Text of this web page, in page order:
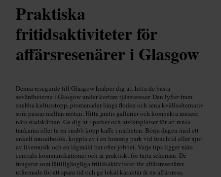
Praktiska
fritidsaktiviteter för
affärsresenärer i Glasgow
Denna reseguide till Glasgow hjälper dig att hitta de bästa
sevärdheterna i Glasgow under kortare tjänsteresor. Den lyfter fram
snabba kulturstopp, promenader längs floden och sena kvällsalternativ
som passar mellan möten. Hitta gratis gallerier och kompakta museer
nära stadskärnan. Ge dig ut i parker och utsiktsplatser för att rensa
tankarna eller ta en snabb kopp kaffe i närheten. Börja dagen med ett
enkelt museibesök, koppla av i en lummig park vid lunchtid eller njut
av livemusik och en lågmäld bar efter jobbet. Varje tips ligger nära
centrala kommunikationer och är praktiskt för tajta scheman. De
fungerar som lättillgängliga fritidsaktiviteter för affärsresenärer,
utformade för att spara tid och ge lokal karaktär åt en affärsresa.